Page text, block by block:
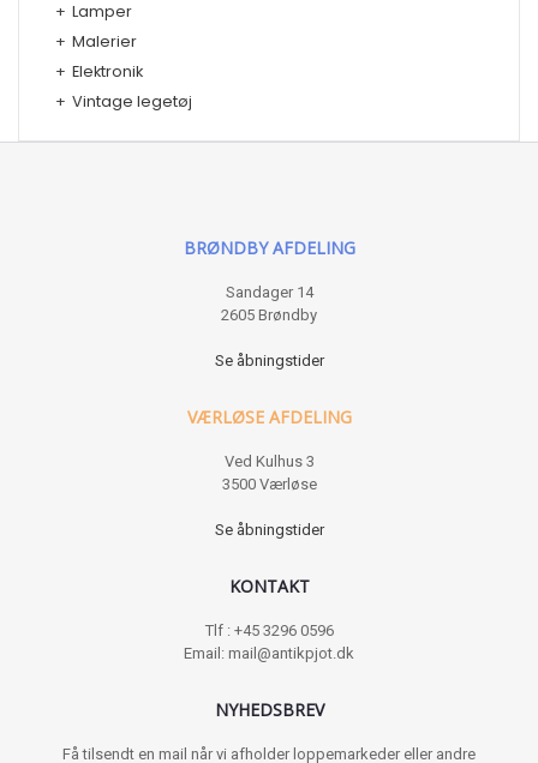
+ Lamper
+ Malerier
+ Elektronik
+ Vintage legetøj
BRØNDBY AFDELING
Sandager 14
2605 Brøndby
Se åbningstider
VÆRLØSE AFDELING
Ved Kulhus 3
3500 Værløse
Se åbningstider
KONTAKT
Tlf : +45 3296 0596
Email: mail@antikpjot.dk
NYHEDSBREV
Få tilsendt en mail når vi afholder loppemarkeder eller andre